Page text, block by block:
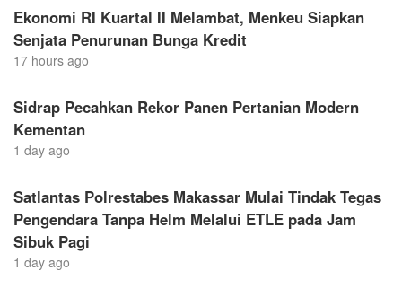
Ekonomi RI Kuartal II Melambat, Menkeu Siapkan
Senjata Penurunan Bunga Kredit
17 hours ago
Sidrap Pecahkan Rekor Panen Pertanian Modern
Kementan
1 day ago
Satlantas Polrestabes Makassar Mulai Tindak Tegas
Pengendara Tanpa Helm Melalui ETLE pada Jam
Sibuk Pagi
1 day ago